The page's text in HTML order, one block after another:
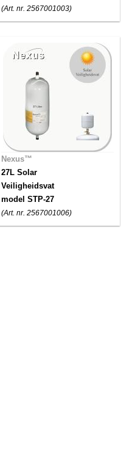
(Art. nr. 2567001003)
Nexus™
27L Solar
Veiligheidsvat
model STP-27
(Art. nr. 2567001006)